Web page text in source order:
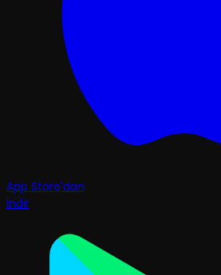
App Store'dan
İndir